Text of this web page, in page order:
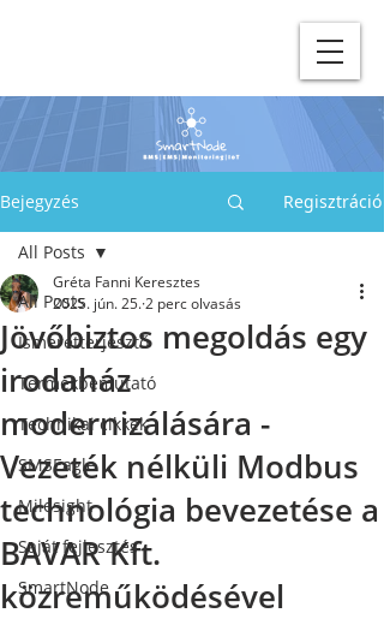
Bejegyzés Regisztráció
All Posts
Ismeretterjesztő
Termékbemutató
Technikai cikkek
SMSEagle
Milesight
Saját fejlesztés
SmartNode
All Posts
Jövőbiztos megoldás egy
irodaház
modernizálására -
Vezeték nélküli Modbus
technológia bevezetése a
BAVAR Kft.
közreműködésével
Gréta Fanni Keresztes
2025. jún. 25.2 perc olvasás